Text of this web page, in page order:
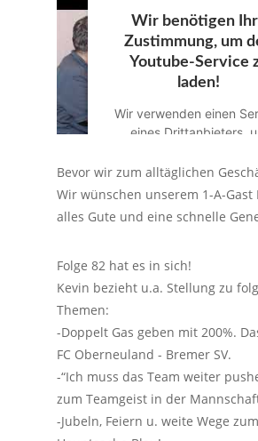
Wir benötigen
Zustimmung, um
Youtube-Service
laden!
Wir verwenden einen
eines Drittanbieters,
Dieser Service kann
Ihren Aktivitäten
durch und stimmen Sie
dieses Video
Powered by
Consent Management
Bevor wir zum alltäglichen
Wir wünschen unserem 1-A-Gast
alles Gute und eine schnelle
Folge 82 hat es in sich!
Kevin bezieht u.a. Stellung zu
Themen:
-Doppelt Gas geben mit 200%.
FC Oberneuland - Bremer SV.
-“Ich muss das Team weiter
zum Teamgeist in der
-Jubeln, Feiern u. weite Wege